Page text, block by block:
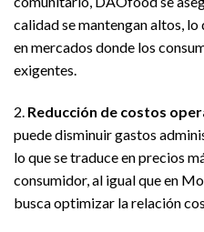
calidad se mantengan altos,
en mercados donde los
exigentes.
2. Reducción de costos
puede disminuir gastos
lo que se traduce en precios
consumidor, al igual que en
busca optimizar la relación